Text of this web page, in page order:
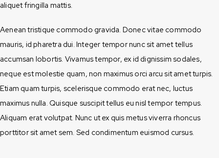
aliquet fringilla mattis.
Aenean tristique commodo gravida. Donec vitae commodo
mauris, id pharetra dui. Integer tempor nunc sit amet tellus
accumsan lobortis. Vivamus tempor, ex id dignissim sodales,
neque est molestie quam, non maximus orci arcu sit amet turpis.
Etiam quam turpis, scelerisque commodo erat nec, luctus
maximus nulla. Quisque suscipit tellus eu nisl tempor tempus.
Aliquam erat volutpat. Nunc ut ex quis metus viverra rhoncus
porttitor sit amet sem. Sed condimentum euismod cursus.